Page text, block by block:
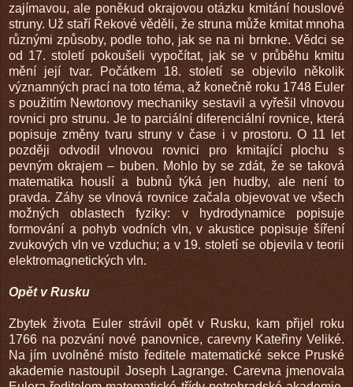
zajímavou, ale poněkud okrajovou otázku kmitání houslové
struny. Už staří Řekové věděli, že struna může kmitat mnoha
různými způsoby, podle toho, jak se na ni brnkne. Vědci se
od 17. století pokoušeli vypočítat, jak se v průběhu kmitu
mění její tvar. Počátkem 18. století se objevilo několik
významných prací na toto téma, až konečně roku 1748 Euler
s použitím Newtonovy mechaniky sestavil a vyřešil vlnovou
rovnici pro strunu. Je to parciální diferenciální rovnice, která
popisuje změny tvaru struny v čase i v prostoru. O 11 let
později odvodil vlnovou rovnici pro kmitající plochu s
pevným okrajem – buben. Mohlo by se zdát, že se taková
matematika houslí a bubnů týká jen hudby, ale není to
pravda. Záhy se vlnová rovnice začala objevovat ve všech
možných oblastech fyziky: v hydrodynamice popisuje
formování a pohyb vodních vln, v akustice popisuje šíření
zvukových vln ve vzduchu; a v 19. století se objevila v teorii
elektromagnetických vln.
Opět v Rusku
Zbytek života Euler strávil opět v Rusku, kam přijel roku
1766 na pozvání nové panovnice, carevny Kateřiny Veliké.
Na jím uvolněné místo ředitele matematické sekce Pruské
akademie nastoupil Joseph Lagrange. Carevna jmenovala